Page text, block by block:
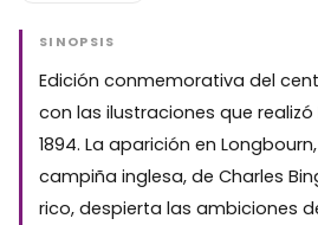
SINOPSIS
Edición conmemorativa del
con las ilustraciones que
1894. La aparición en
campiña inglesa, de Charles
rico, despierta las ambiciones